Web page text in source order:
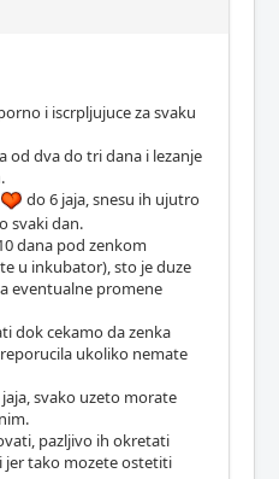
i iscrpljujuce za svaku
od dva do tri dana i lezanje
do 6 jaja, snesu ih ujutro
svaki dan.
dana pod zenkom
u inkubator), sto je duze
eventualne promene
dok cekamo da zenka
ukoliko nemate
svako uzeto morate
pazljivo ih okretati
jer tako mozete ostetiti